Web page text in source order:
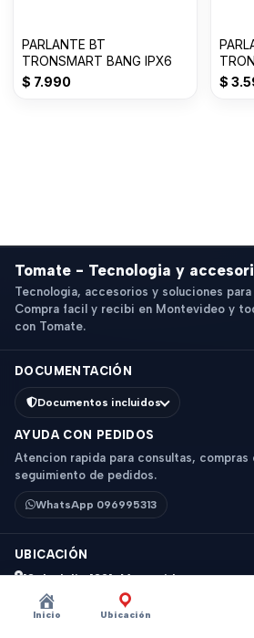
Inicio Ubicación
PARLANTE BT
TRONSMART BANG IPX6
$ 7.990 $
Tomate - Tecnologia y
Tecnologia, accesorios y soluciones
Compra facil y recibi en Montevideo y
con Tomate.
DOCUMENTACIÓN
Documentos incluidos
AYUDA CON PEDIDOS
Atencion rapida para consultas, compras
seguimiento de pedidos.
WhatsApp 096995313
UBICACIÓN
18 de Julio 1831, Montevideo
Horario: 9 a 18 hs